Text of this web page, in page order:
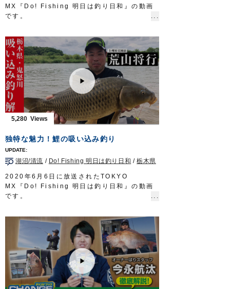
オーナーばりwebsite
http://www.owner.co.jp
MX『Do! Fishing 明日は釣り日和』の動画
です。
頃から釣りに親しんできた渡邉長士さんが、
南房総の陸っぱりから手軽に楽しめるライト
五目釣りを紹介します。
■使用製品
リングキックテイル
リングツインテイル2”
瞬貫BC
アジネクトン
アジ弾丸
Do!Fishing 毎週土曜日 8:30～8:45放送※
https://s.mxtv.jp/variety/do_fishing/
OWNERMOVIE
オーナーばりwebsite
http://www.owner.co.jp
5,280
独特な魅力！鯉の吸い込み釣り
湖沼/清流 / Do! Fishing 明日は釣り日和 /栃木県
2020年6月6日に放送されたTOKYO
MX『Do! Fishing 明日は釣り日和』の動画
です。
が知る身近な淡水魚「コイ」。
今回は大手釣具店に勤務する荒山将行さんが
地元である栃木県の鬼怒川で、手軽に始めら
れるコイの吸い込み釣りを分かりやすく解説
します。
■使用製品
鯉オモリ吸込仕掛
吸込仕掛（2組入）